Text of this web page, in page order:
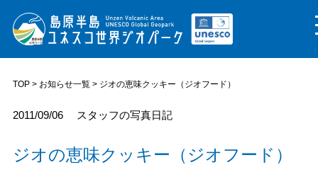
TOP> お知らせ一覧> ジオの恵味クッキー（ジオフード）
2011/09/06 スタッフの写真日記
ジオの恵味クッキー（ジオフード）